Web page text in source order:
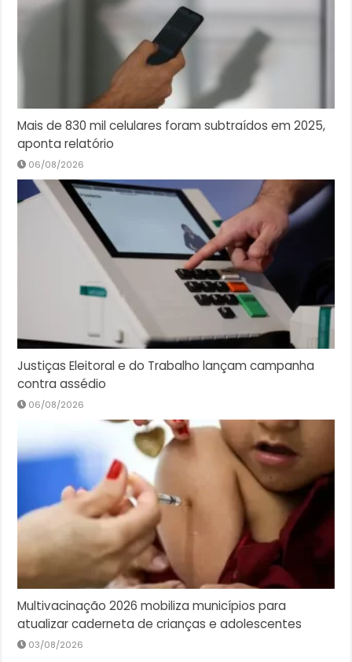
Mais de 830 mil celulares foram subtraídos em 2025,
aponta relatório
06/08/2026
Justiças Eleitoral e do Trabalho lançam campanha
contra assédio
06/08/2026
Multivacinação 2026 mobiliza municípios para
atualizar caderneta de crianças e adolescentes
03/08/2026